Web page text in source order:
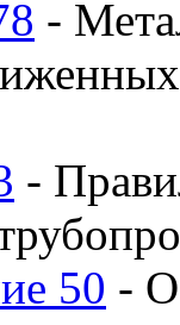
-
-
50 -